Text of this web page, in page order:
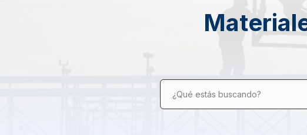
¿Qué estás buscando?